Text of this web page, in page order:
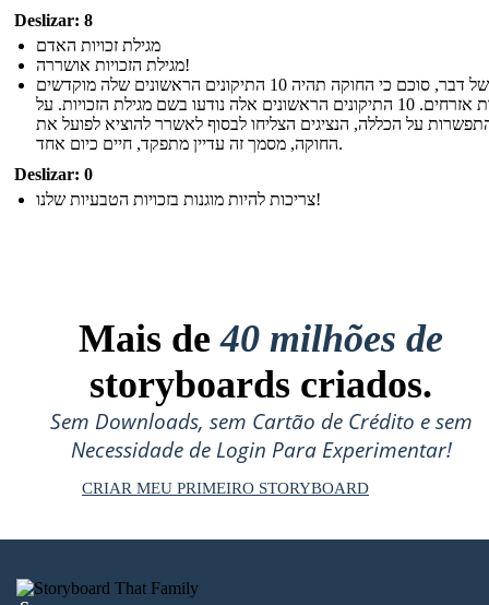
Deslizar: 8
מגילת זכויות האדם
מגילת הזכויות אושררה!
בסופו של דבר, סוכם כי החוקה תהיה 10 התיקונים הראשונים שלה מוקדשים
חירויות אזרחים. 10 התיקונים הראשונים אלה נודעו בשם מגילת הזכויות. על
על הכללה, הנציגים הצליחו לבסוף לאשרר להוציא לפועל את
החוקה, מסמך זה עדיין מתפקד, חיים כיום אחד.
Deslizar: 0
צריכות להיות מוגנות בזכויות הטבעיות שלנו!
Mais de40 milhões de
storyboards criados.
Sem Downloads, sem Cartão de Crédito e sem
Necessidade de Login Para Experimentar!
CRIAR MEU PRIMEIRO STORYBOARD